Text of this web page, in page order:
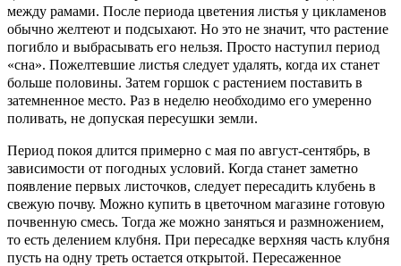
между рамами. После периода цветения листья у цикламенов
обычно желтеют и подсыхают. Но это не значит, что растение
погибло и выбрасывать его нельзя. Просто наступил период
«сна». Пожелтевшие листья следует удалять, когда их станет
больше половины. Затем горшок с растением поставить в
затемненное место. Раз в неделю необходимо его умеренно
поливать, не допуская пересушки земли.
Период покоя длится примерно с мая по август-сентябрь, в
зависимости от погодных условий. Когда станет заметно
появление первых листочков, следует пересадить клубень в
свежую почву. Можно купить в цветочном магазине готовую
почвенную смесь. Тогда же можно заняться и размножением,
то есть делением клубня. При пересадке верхняя часть клубня
пусть на одну треть остается открытой. Пересаженное